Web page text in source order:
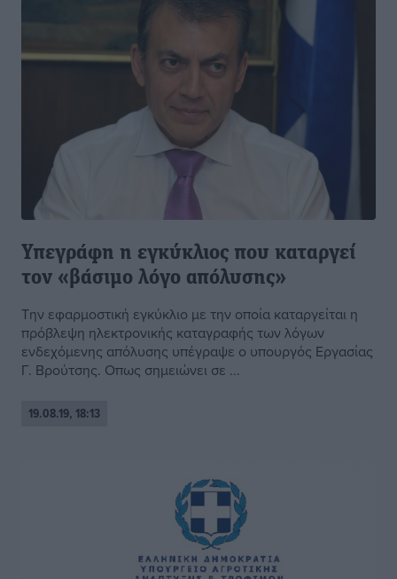
Υπεγράφη η εγκύκλιος που καταργεί
τον «βάσιμο λόγο απόλυσης»
Tην εφαρμοστική εγκύκλιο με την οποία καταργείται η
πρόβλεψη ηλεκτρονικής καταγραφής των λόγων
ενδεχόμενης απόλυσης υπέγραψε ο υπουργός Εργασίας
Γ. Βρούτσης. Οπως σημειώνει σε ...
19.08.19, 18:13